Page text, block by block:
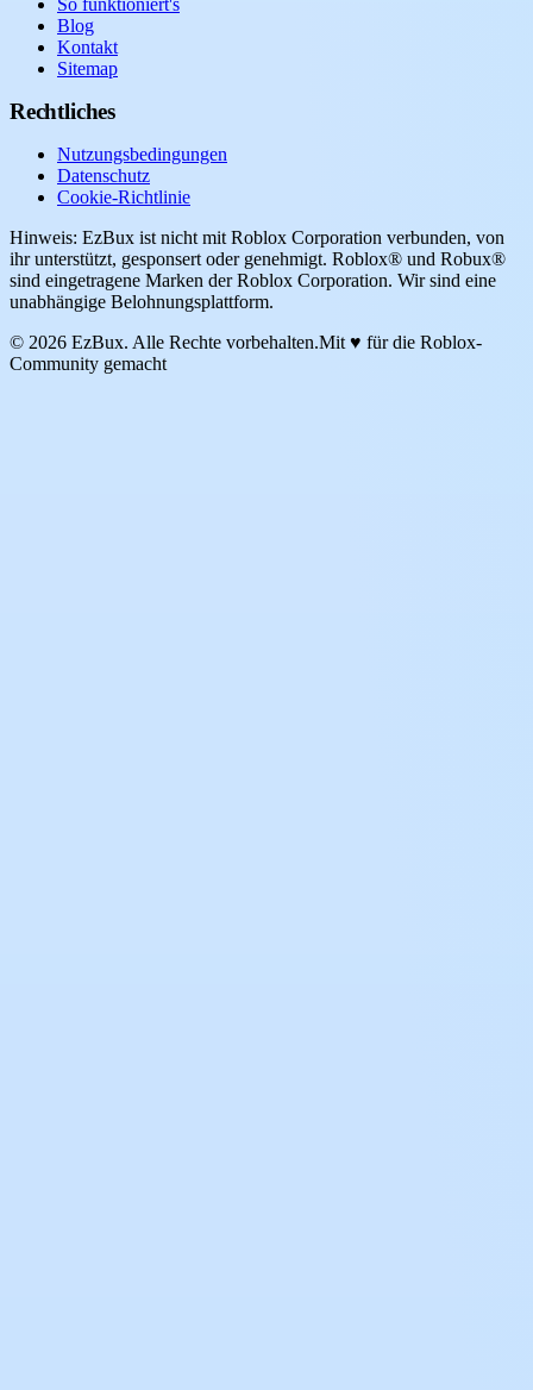
Blog
Kontakt
Sitemap
Rechtliches
Nutzungsbedingungen
Datenschutz
Cookie-Richtlinie
Hinweis: EzBux ist nicht mit Roblox Corporation verbunden, von
ihr unterstützt, gesponsert oder genehmigt. Roblox® und Robux®
sind eingetragene Marken der Roblox Corporation. Wir sind eine
unabhängige Belohnungsplattform.
© 2026 EzBux. Alle Rechte vorbehalten.Mit ♥ für die Roblox-
Community gemacht